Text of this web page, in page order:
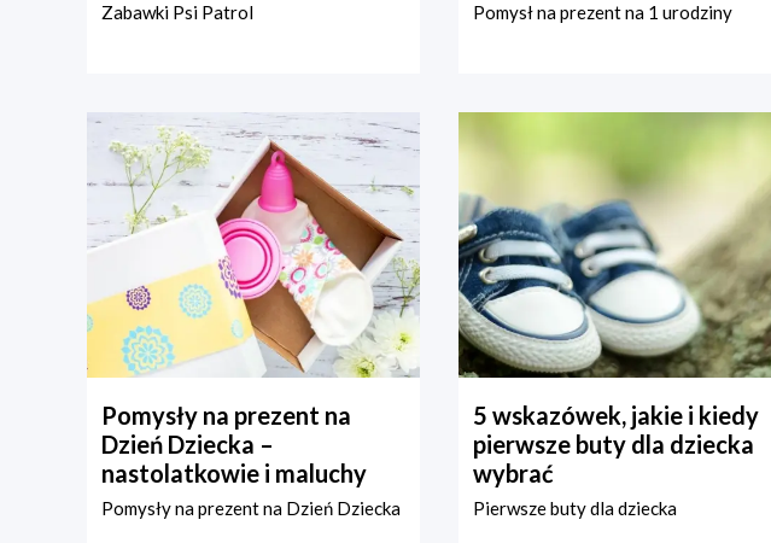
Zabawki Psi Patrol Pomysł na prezent na 1 urodziny
Pomysły na prezent na
Dzień Dziecka –
nastolatkowie i maluchy
Pomysły na prezent na Dzień Dziecka
5 wskazówek, jakie i kiedy
pierwsze buty dla dziecka
wybrać
Pierwsze buty dla dziecka